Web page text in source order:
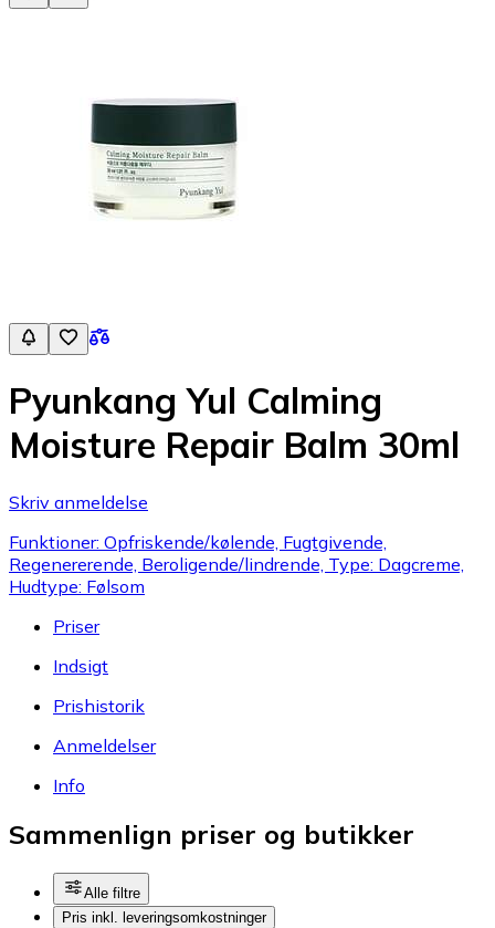
Pyunkang Yul Calming
Moisture Repair Balm 30ml
Skriv anmeldelse
Funktioner: Opfriskende/kølende, Fugtgivende,
Regenererende, Beroligende/lindrende, Type: Dagcreme,
Hudtype: Følsom
Priser
Indsigt
Prishistorik
Anmeldelser
Info
Sammenlign priser og butikker
Alle filtre
Pris inkl. leveringsomkostninger